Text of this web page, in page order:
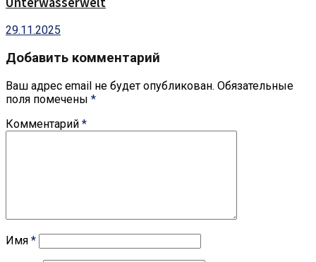
29.11.2025
Добавить комментарий
Ваш адрес email не будет опубликован. Обязательные
поля помечены *
Комментарий *
Имя *